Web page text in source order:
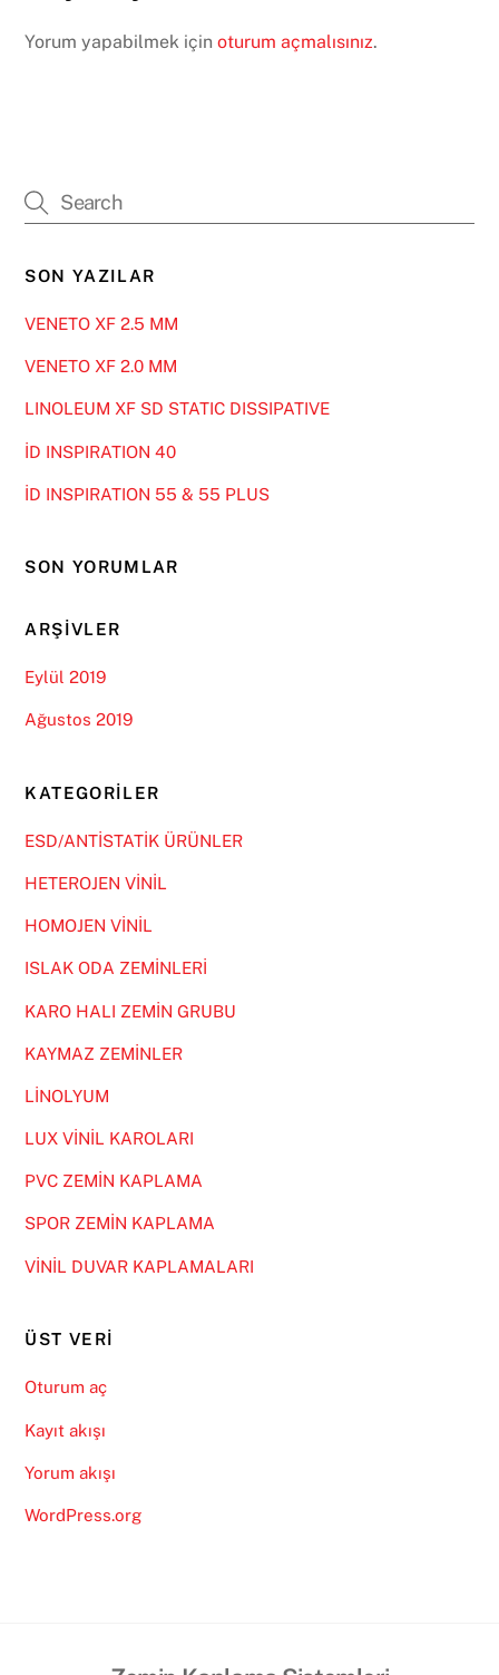
Yorum yapabilmek içinoturum açmalısınız.
SON YAZILAR
VENETO XF 2.5 MM
VENETO XF 2.0 MM
LINOLEUM XF SD STATIC DISSIPATIVE
İD INSPIRATION 40
İD INSPIRATION 55 & 55 PLUS
SON YORUMLAR
ARŞIVLER
Eylül 2019
Ağustos 2019
KATEGORILER
ESD/ANTİSTATİK ÜRÜNLER
HETEROJEN VİNİL
HOMOJEN VİNİL
ISLAK ODA ZEMİNLERİ
KARO HALI ZEMİN GRUBU
KAYMAZ ZEMİNLER
LİNOLYUM
LUX VİNİL KAROLARI
PVC ZEMİN KAPLAMA
SPOR ZEMİN KAPLAMA
VİNİL DUVAR KAPLAMALARI
ÜST VERI
Oturum aç
Kayıt akışı
Yorum akışı
WordPress.org